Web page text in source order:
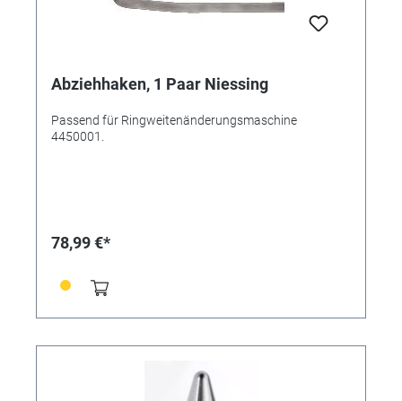
Abziehhaken, 1 Paar Niessing
Passend für Ringweitenänderungsmaschine
4450001.
78,99 €*